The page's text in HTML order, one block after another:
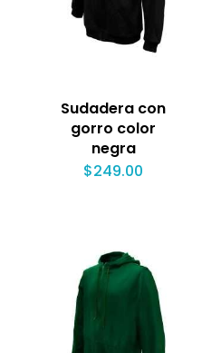
Sudadera con
gorro color
negra
$249.00